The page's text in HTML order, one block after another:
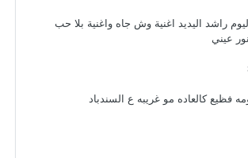
راشد اليديد اغنية وش جاه واغنية بلا حب
عيني
فظيع كالعاده مو غريبه ع السندباد